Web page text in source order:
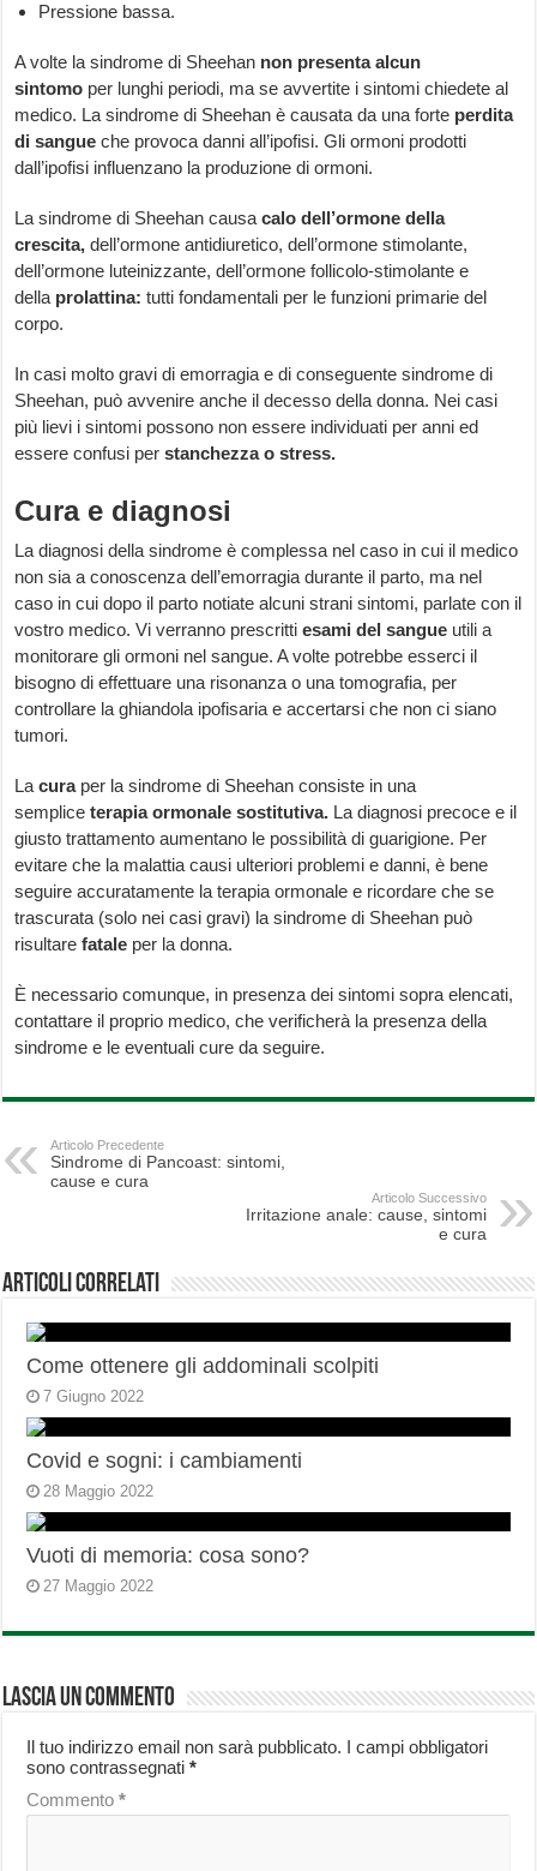
Pressione bassa.
A volte la sindrome di Sheehan non presenta alcun
sintomo per lunghi periodi, ma se avvertite i sintomi chiedete al
medico. La sindrome di Sheehan è causata da una forte perdita
di sangue che provoca danni all’ipofisi. Gli ormoni prodotti
dall’ipofisi influenzano la produzione di ormoni.
La sindrome di Sheehan causacalo dell’ormone della
crescita, dell’ormone antidiuretico, dell’ormone stimolante,
dell’ormone luteinizzante, dell’ormone follicolo-stimolante e
della prolattina:tutti fondamentali per le funzioni primarie del
corpo.
In casi molto gravi di emorragia e di conseguente sindrome di
Sheehan, può avvenire anche il decesso della donna. Nei casi
più lievi i sintomi possono non essere individuati per anni ed
essere confusi perstanchezza o stress.
Cura e diagnosi
La diagnosi della sindrome è complessa nel caso in cui il medico
non sia a conoscenza dell’emorragia durante il parto, ma nel
caso in cui dopo il parto notiate alcuni strani sintomi, parlate con il
vostro medico. Vi verranno prescritti esami del sangue utili a
monitorare gli ormoni nel sangue. A volte potrebbe esserci il
bisogno di effettuare una risonanza o una tomografia, per
controllare la ghiandola ipofisaria e accertarsi che non ci siano
tumori.
Lacuraper la sindrome di Sheehan consiste in una
sempliceterapia ormonale sostitutiva. La diagnosi precoce e il
giusto trattamento aumentano le possibilità di guarigione. Per
evitare che la malattia causi ulteriori problemi e danni, è bene
seguire accuratamente la terapia ormonale e ricordare che se
trascurata (solo nei casi gravi) la sindrome di Sheehan può
risultarefatale per la donna.
È necessario comunque, in presenza dei sintomi sopra elencati,
contattare il proprio medico, che verificherà la presenza della
sindrome e le eventuali cure da seguire.
Articolo Precedente
Sindrome di Pancoast: sintomi,
cause e cura
Articolo Successivo
Irritazione anale: cause, sintomi
e cura
Articoli correlati
Come ottenere gli addominali scolpiti
7 Giugno 2022
Covid e sogni: i cambiamenti
28 Maggio 2022
Vuoti di memoria: cosa sono?
27 Maggio 2022
Lascia un commento
Il tuo indirizzo email non sarà pubblicato. I campi obbligatori
sono contrassegnati*
Commento*